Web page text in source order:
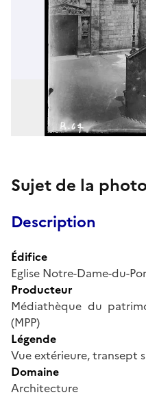
Sujet de la
Description
Édifice
Eglise Notre-Dame-du-
Producteur
Médiathèque du
(MPP)
Légende
Vue extérieure, transept
Domaine
Architecture